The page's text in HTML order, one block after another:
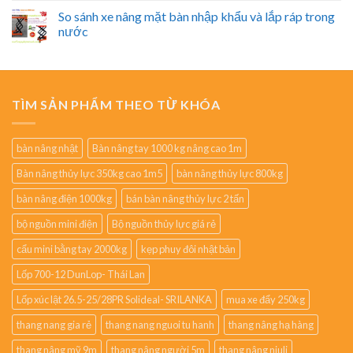
So sánh xe nâng mặt bàn nhập khẩu và lắp ráp trong
nước
TÌM SẢN PHẨM THEO TỪ KHÓA
bàn nâng nhật
Bàn nâng tay 1000 kg nâng cao 1m
Bàn nâng thủy lực 350kg cao 1m5
bàn nâng thủy lực 800kg
bàn nâng điện 1000kg
bán bàn nâng thủy lực 2 tấn
bộ nguồn mini điện
Bộ nguồn thủy lực giá rẻ
cẩu mini bằng tay 2000kg
kẹp phuy đôi nhật bản
Lốp 700-12 DunLop- Thái Lan
Lốp xúc lật 26.5-25/28PR Solideal- SRILANKA
mua xe đẩy 250kg
thang nang gia rẻ
thang nang nguoi tu hanh
thang nâng hạ hàng
thang nâng mỹ 9m
thang nâng người 5m thang nâng niuli